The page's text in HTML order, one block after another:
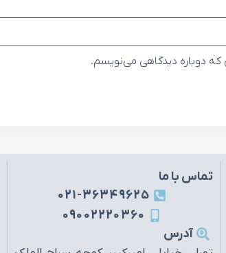
که دوباره دیدگاهی می‌نویسم.
تماس با ما
021-36349625
09002220360
آدرس